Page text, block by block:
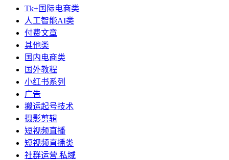
Tk+国际电商类
人工智能AI类
付费文章
其他类
国内电商类
国外教程
小红书系列
广告
搬运起号技术
摄影剪辑
短视频直播
短视频直播类
社群运营 私域